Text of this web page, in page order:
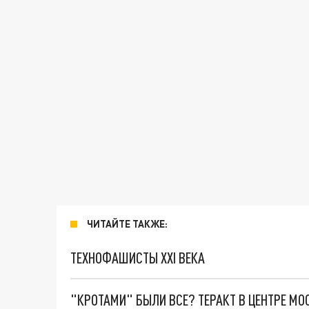
ЧИТАЙТЕ ТАКЖЕ:
ТЕХНОФАШИСТЫ XXI ВЕКА
"КРОТАМИ" БЫЛИ ВСЕ? ТЕРАКТ В ЦЕНТРЕ